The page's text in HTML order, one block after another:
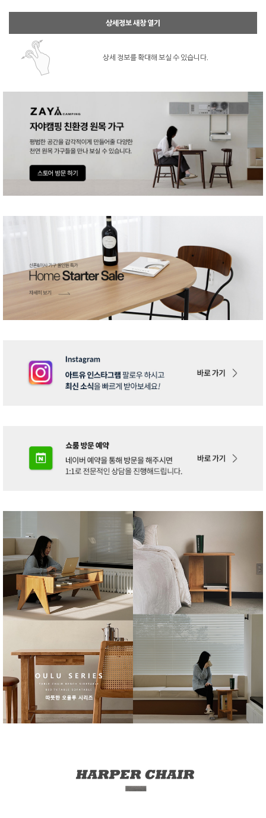
상세정보 새창 열기
상세 정보를 확대해 보실 수 있습니다.